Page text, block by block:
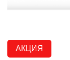
АКЦИЯ